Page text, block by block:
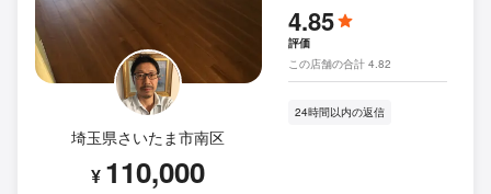
埼玉県さいたま市南区
¥ 110,000
4.85
評価
この店舗の合計 4.82
24時間以内の返信